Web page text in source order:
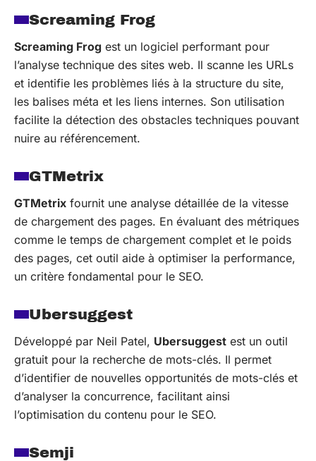
Screaming Frog
Screaming Frog est un logiciel performant pour
l’analyse technique des sites web. Il scanne les URLs
et identifie les problèmes liés à la structure du site,
les balises méta et les liens internes. Son utilisation
facilite la détection des obstacles techniques pouvant
nuire au référencement.
GTMetrix
GTMetrix fournit une analyse détaillée de la vitesse
de chargement des pages. En évaluant des métriques
comme le temps de chargement complet et le poids
des pages, cet outil aide à optimiser la performance,
un critère fondamental pour le SEO.
Ubersuggest
Développé par Neil Patel, Ubersuggest est un outil
gratuit pour la recherche de mots-clés. Il permet
d’identifier de nouvelles opportunités de mots-clés et
d’analyser la concurrence, facilitant ainsi
l’optimisation du contenu pour le SEO.
Semji